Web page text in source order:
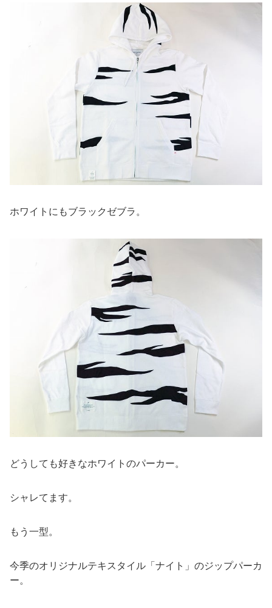
ホワイトにもブラックゼブラ。
どうしても好きなホワイトのパーカー。
シャレてます。
もう一型。
今季のオリジナルテキスタイル「ナイト」のジップパーカ
ー。